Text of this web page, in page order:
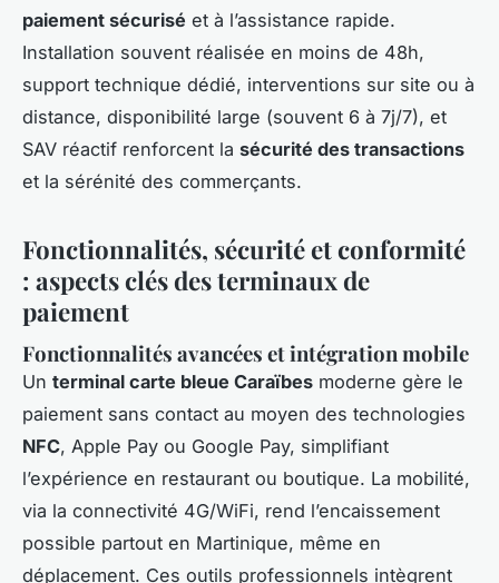
paiement sécurisé et à l’assistance rapide.
Installation souvent réalisée en moins de 48h,
support technique dédié, interventions sur site ou à
distance, disponibilité large (souvent 6 à 7j/7), et
SAV réactif renforcent la sécurité des transactions
et la sérénité des commerçants.
Fonctionnalités, sécurité et conformité
: aspects clés des terminaux de
paiement
Fonctionnalités avancées et intégration mobile
Un terminal carte bleue Caraïbes moderne gère le
paiement sans contact au moyen des technologies
NFC, Apple Pay ou Google Pay, simplifiant
l’expérience en restaurant ou boutique. La mobilité,
via la connectivité 4G/WiFi, rend l’encaissement
possible partout en Martinique, même en
déplacement. Ces outils professionnels intègrent